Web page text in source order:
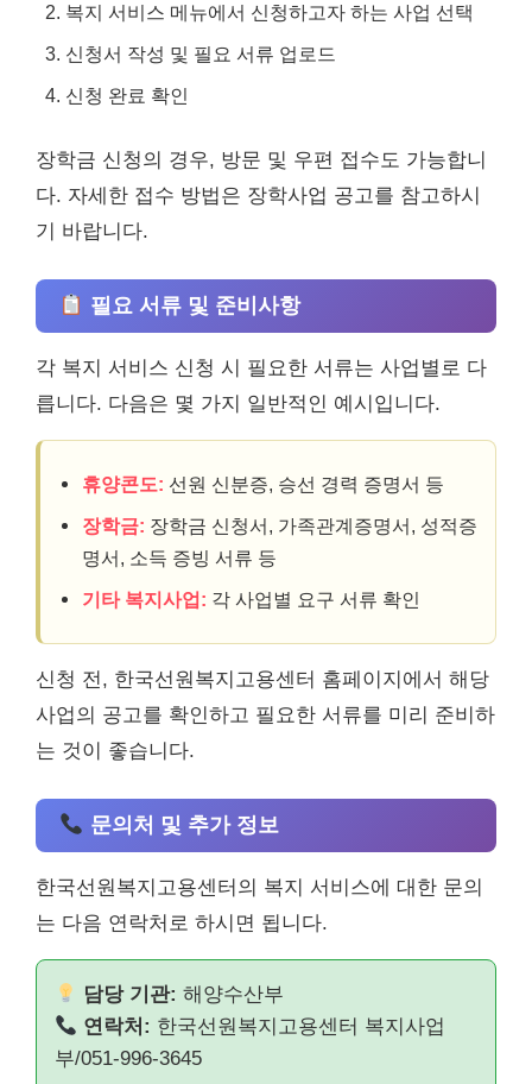
복지 서비스 메뉴에서 신청하고자 하는 사업 선택
신청서 작성 및 필요 서류 업로드
신청 완료 확인
장학금 신청의 경우, 방문 및 우편 접수도 가능합니
다. 자세한 접수 방법은 장학사업 공고를 참고하시
기 바랍니다.
필요 서류 및 준비사항
각 복지 서비스 신청 시 필요한 서류는 사업별로 다
릅니다. 다음은 몇 가지 일반적인 예시입니다.
휴양콘도: 선원 신분증, 승선 경력 증명서 등
장학금: 장학금 신청서, 가족관계증명서, 성적증
명서, 소득 증빙 서류 등
기타 복지사업: 각 사업별 요구 서류 확인
신청 전, 한국선원복지고용센터 홈페이지에서 해당
사업의 공고를 확인하고 필요한 서류를 미리 준비하
는 것이 좋습니다.
문의처 및 추가 정보
한국선원복지고용센터의 복지 서비스에 대한 문의
는 다음 연락처로 하시면 됩니다.
담당 기관: 해양수산부
연락처: 한국선원복지고용센터 복지사업
부/051-996-3645